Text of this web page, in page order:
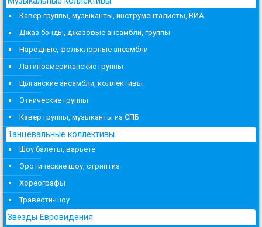
Кавер группы, музыканты, инструменталисты, ВИА
Джаз бэнды, джазовые ансамбли, группы
Народные, фольклорные ансамбли
Латиноамериканские группы
Цыганские ансамбли, коллективы
Этнические группы
Кавер группы, музыканты из СПБ
Танцевальные коллективы
Шоу балеты, варьете
Эротические шоу, стриптиз
Хореографы
Травести-шоу
Звезды Евровидения